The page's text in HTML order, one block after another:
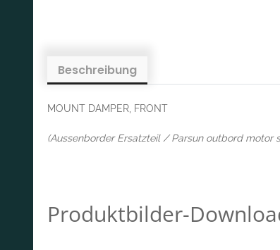
Beschreibung
MOUNT DAMPER, FRONT
(Aussenborder Ersatzteil / Parsun outbord motor
Produktbilder-